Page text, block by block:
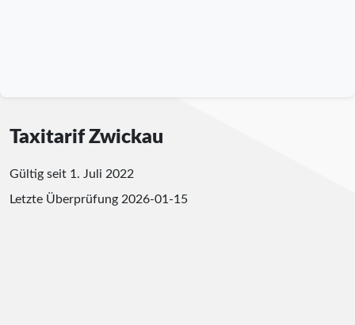
Taxitarif Zwickau
Gültig seit 1. Juli 2022
Letzte Überprüfung 2026-01-15